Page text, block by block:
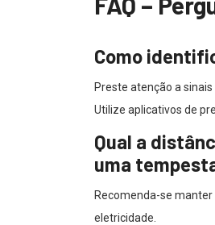
Como
Preste atenção a
Utilize aplicativos de
Qual a
uma
Recomenda-se
eletricidade.